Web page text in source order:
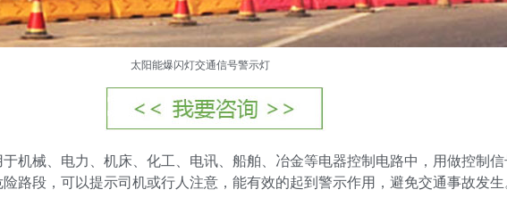
太阳能爆闪灯交通信号警示灯
机械、电力、机床、化工、电讯、船舶、冶金等电器控制电路中，用做控制
路段，可以提示司机或行人注意，能有效的起到警示作用，避免交通事故发生